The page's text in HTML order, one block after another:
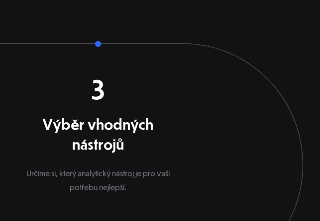
3
Výběr vhodných
nástrojů
Určíme si, který analytický nástroj je pro vaši
potřebu nejlepší.